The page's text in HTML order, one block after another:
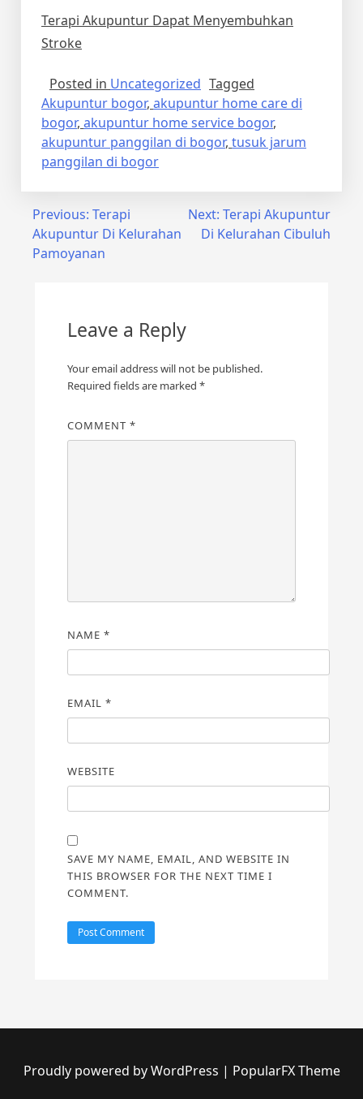
Terapi Akupuntur Dapat Menyembuhkan
Stroke
Posted in Uncategorized Tagged
Akupuntur bogor, akupuntur home care di
bogor, akupuntur home service bogor,
akupuntur panggilan di bogor, tusuk jarum
panggilan di bogor
Post
navigation
Previous: Terapi
Akupuntur Di Kelurahan
Pamoyanan
Next: Terapi Akupuntur
Di Kelurahan Cibuluh
Leave a Reply
Your email address will not be published.
Required fields are marked *
COMMENT *
NAME *
EMAIL *
WEBSITE
SAVE MY NAME, EMAIL, AND WEBSITE IN
THIS BROWSER FOR THE NEXT TIME I
COMMENT.
Proudly powered by WordPress | PopularFX Theme